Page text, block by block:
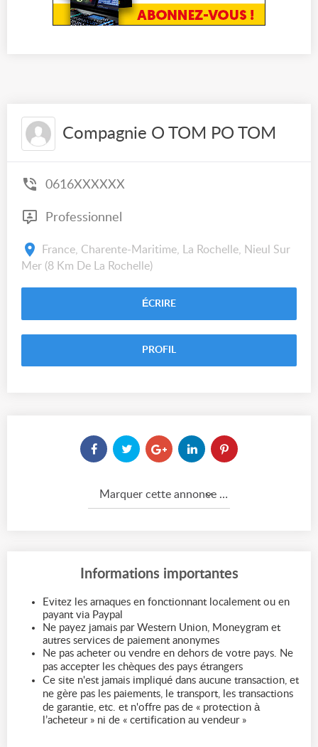
Compagnie O TOM PO TOM
0616XXXXXX
Professionnel
France, Charente-Maritime, La Rochelle, Nieul Sur
Mer (8 Km De La Rochelle)
ÉCRIRE
PROFIL
Marquer cette annonce comme...
Informations importantes
Evitez les arnaques en fonctionnant localement ou en
payant via Paypal
Ne payez jamais par Western Union, Moneygram et
autres services de paiement anonymes
Ne pas acheter ou vendre en dehors de votre pays. Ne
pas accepter les chèques des pays étrangers
Ce site n'est jamais impliqué dans aucune transaction, et
ne gère pas les paiements, le transport, les transactions
de garantie, etc. et n'offre pas de « protection à
l’acheteur » ni de « certification au vendeur »